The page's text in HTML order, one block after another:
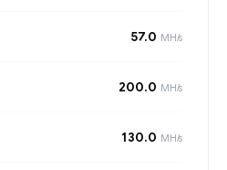
57.0 MH/s
200.0 MH/s
130.0 MH/s